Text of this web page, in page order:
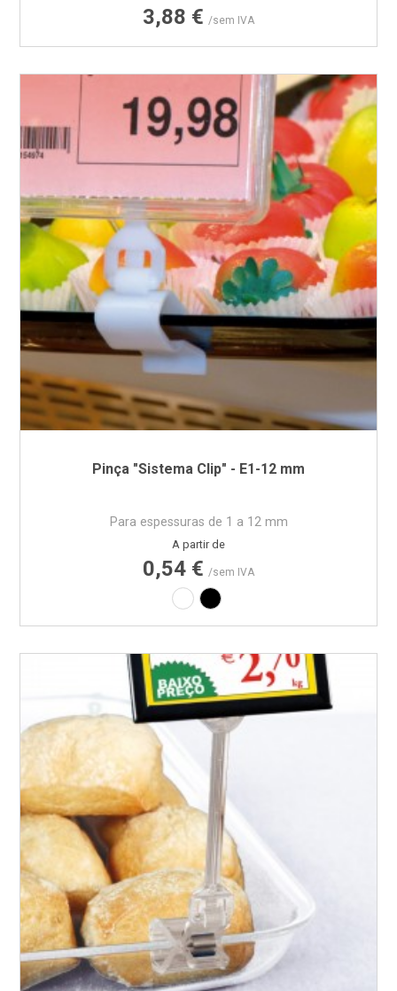
Preço
3,88 € /sem IVA
Pinça "Sistema Clip" - E1-12 mm
Para espessuras de 1 a 12 mm
Preço
A partir de
0,54 € /sem IVA
BrancoPreto